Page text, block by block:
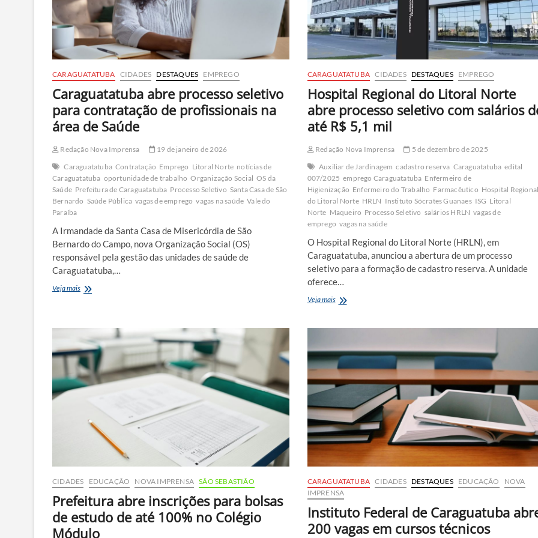
12,4
mil
CARAGUATATUBA CIDADES DESTAQUES EMPREGO
Caraguatatuba abre processo seletivo
para contratação de profissionais na
área de Saúde
Redação Nova Imprensa
19 de janeiro de 2026
Caraguatatuba Contratação Emprego Litoral Norte notícias de
Caraguatatuba oportunidade de trabalho Organização Social OS da
Saúde Prefeitura de Caraguatatuba Processo Seletivo Santa Casa de São
Bernardo Saúde Pública vagas de emprego vagas na saúde Vale do
Paraíba
A Irmandade da Santa Casa de Misericórdia de São
Bernardo do Campo, nova Organização Social (OS)
responsável pela gestão das unidades de saúde de
Caraguatatuba,…
Veja maisCaraguatatuba
para
contratação
de
profissionais
na
área
CARAGUATATUBA CIDADES DESTAQUES EMPREGO
Hospital Regional do Litoral Norte
abre processo seletivo com salários
até R$ 5,1 mil
Redação Nova Imprensa
5 de dezembro de 2025
Auxiliar de Jardinagem cadastro reserva Caraguatatuba edital
007/2025 emprego Caraguatatuba Enfermeiro de
Higienização Enfermeiro do Trabalho Farmacêutico Hospital
do Litoral Norte HRLN Instituto Sócrates Guanaes ISG Litoral
Norte Maqueiro Processo Seletivo salários HRLN vagas de
emprego vagas na saúde
O Hospital Regional do Litoral Norte (HRLN), em
Caraguatatuba, anunciou a abertura de um processo
seletivo para a formação de cadastro reserva. A unidade
oferece…
Veja maisHospital
Litoral
abre
processo
seletivo
com
de
R$
5,1
CIDADES EDUCAÇÃO NOVA IMPRENSA SÃO SEBASTIÃO
Prefeitura abre inscrições para bolsas
de estudo de até 100% no Colégio
Módulo
CARAGUATATUBA CIDADES DESTAQUES EDUCAÇÃO
NOVA
IMPRENSA
Instituto Federal de Caraguatuba
200 vagas em cursos técnicos